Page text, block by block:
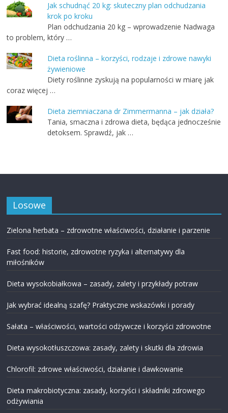
Jak schudnąć 20 kg: skuteczny plan odchudzania
krok po kroku
Plan odchudzania 20 kg – wprowadzenie Nadwaga
to problem, który …
Dieta roślinna – korzyści, rodzaje i zdrowe nawyki
żywieniowe
Diety roślinne zyskują na popularności w miarę jak
coraz więcej …
Dieta ziemniaczana dr Zimmermanna – jak działa?
Tania, smaczna i zdrowa dieta, będąca jednocześnie
detoksem. Sprawdź, jak …
Losowe
Zielona herbata – zdrowotne właściwości, działanie i parzenie
Fast food: historie, zdrowotne ryzyka i alternatywy dla
miłośników
Dieta wysokobiałkowa – zasady, zalety i przykłady potraw
Jak wybrać idealną szafę? Praktyczne wskazówki i porady
Sałata – właściwości, wartości odżywcze i korzyści zdrowotne
Dieta wysokotłuszczowa: zasady, zalety i skutki dla zdrowia
Chlorofil: zdrowe właściwości, działanie i dawkowanie
Dieta makrobiotyczna: zasady, korzyści i składniki zdrowego
odżywiania